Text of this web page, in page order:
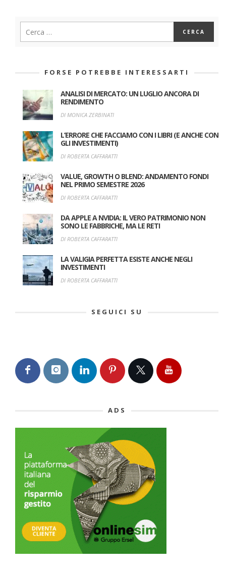
FORSE POTREBBE INTERESSARTI
ANALISI DI MERCATO: UN LUGLIO ANCORA DI
RENDIMENTO
DI MONICA ZERBINATI
L’ERRORE CHE FACCIAMO CON I LIBRI (E ANCHE CON
GLI INVESTIMENTI)
DI ROBERTA CAFFARATTI
VALUE, GROWTH O BLEND: ANDAMENTO FONDI
NEL PRIMO SEMESTRE 2026
DI ROBERTA CAFFARATTI
DA APPLE A NVIDIA: IL VERO PATRIMONIO NON
SONO LE FABBRICHE, MA LE RETI
DI ROBERTA CAFFARATTI
LA VALIGIA PERFETTA ESISTE ANCHE NEGLI
INVESTIMENTI
DI ROBERTA CAFFARATTI
SEGUICI SU
ADS